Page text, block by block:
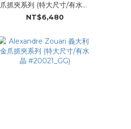
爪抓夾系列 (特大尺寸/有水晶
#20021_HH)
NT$6,480